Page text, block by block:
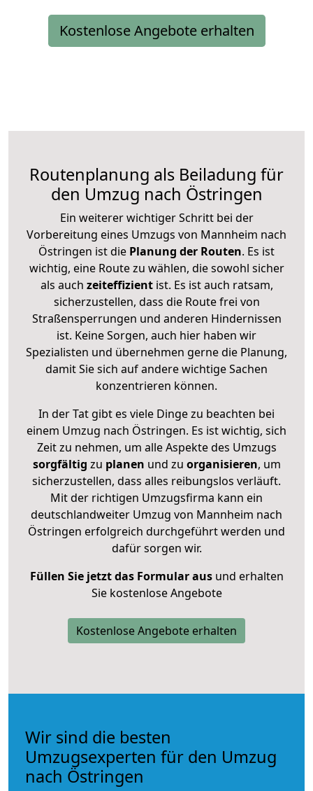
Kostenlose Angebote erhalten
Routenplanung als Beiladung für
den Umzug nach Östringen
Ein weiterer wichtiger Schritt bei der
Vorbereitung eines Umzugs von Mannheim nach
Östringen ist die Planung der Routen. Es ist
wichtig, eine Route zu wählen, die sowohl sicher
als auch zeiteffizientist. Es ist auch ratsam,
sicherzustellen, dass die Route frei von
Straßensperrungen und anderen Hindernissen
ist. Keine Sorgen, auch hier haben wir
Spezialisten und übernehmen gerne die Planung,
damit Sie sich auf andere wichtige Sachen
konzentrieren können.
In der Tat gibt es viele Dinge zu beachten bei
einem Umzug nach Östringen. Es ist wichtig, sich
Zeit zu nehmen, um alle Aspekte des Umzugs
sorgfältig zu planen und zu organisieren, um
sicherzustellen, dass alles reibungslos verläuft.
Mit der richtigen Umzugsfirma kann ein
deutschlandweiter Umzug von Mannheim nach
Östringen erfolgreich durchgeführt werden und
dafür sorgen wir.
Füllen Sie jetzt das Formular ausund erhalten
Sie kostenlose Angebote
Kostenlose Angebote erhalten
Wir sind die besten
Umzugsexperten für den Umzug
nach Östringen